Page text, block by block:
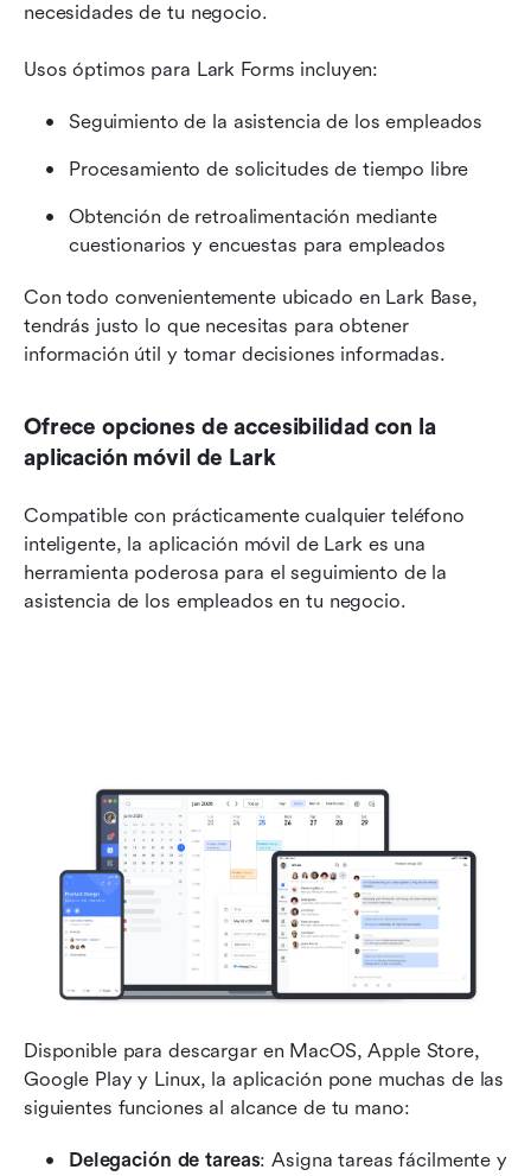
necesidades de tu negocio.
Usos óptimos para Lark Forms incluyen:
Seguimiento de la asistencia de los empleados
Procesamiento de solicitudes de tiempo libre
Obtención de retroalimentación mediante
cuestionarios y encuestas para empleados
Con todo convenientemente ubicado en Lark Base,
tendrás justo lo que necesitas para obtener
información útil y tomar decisiones informadas.
Ofrece opciones de accesibilidad con la
aplicación móvil de Lark
Compatible con prácticamente cualquier teléfono
inteligente, la aplicación móvil de Lark es una
herramienta poderosa para el seguimiento de la
asistencia de los empleados en tu negocio.
Disponible para descargar en MacOS, Apple Store,
Google Play y Linux, la aplicación pone muchas de las
siguientes funciones al alcance de tu mano:
Delegación de tareas: Asigna tareas fácilmente y